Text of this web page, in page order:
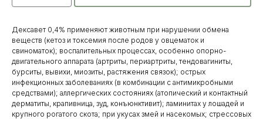
Дексавет 0,4% применяют животным при нарушении обмена
веществ (кетоз и токсемия после родов у овцематок и
свиноматок); воспалительных процессах, особенно опорно-
двигательного аппарата (артриты, периартриты, тендовагиниты,
бурситы, вывихи, миозиты, растяжения связок); острых
инфекционных заболеваниях (в комбинации с антимикробными
средствами); аллергических состояниях (атопический и контактный
дерматиты, крапивница, зуд, конъюнктивит); ламинитах у лошадей и
крупного рогатого скота; при укусах змей и насекомых; стрессовых
Каталог
товаров
Ветеринарные препараты